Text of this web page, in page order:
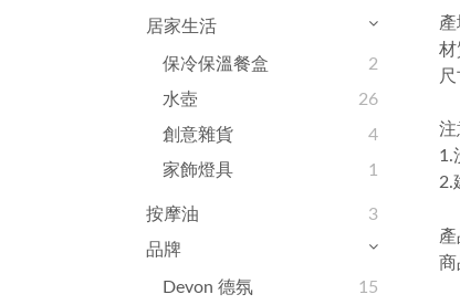
居家生活
保冷保溫餐盒
2
水壺
26
創意雜貨
4
家飾燈具
1
按摩油
3
品牌
Devon 德氛
15
材
注
1.
2.